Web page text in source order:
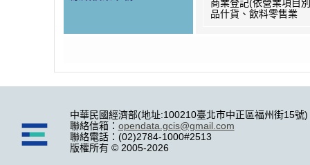
商業登記(依營業項目
品什貨、飲料零售業
中華民國經濟部(地址:100210臺北市中正區福州街15號)
聯絡信箱： opendata.gcis@gmail.com
聯絡電話：(02)2784-1000#2513
版權所有 © 2005-2026